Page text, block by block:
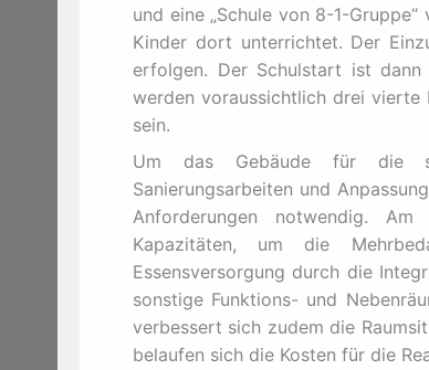
und eine „Schule von 8-1-
Kinder dort unterrichtet. Der
erfolgen. Der Schulstart ist
werden voraussichtlich drei vierte
sein.
Um das Gebäude für die
Sanierungsarbeiten und
Anforderungen notwendig.
Kapazitäten, um die
Essensversorgung durch die
sonstige Funktions- und
verbessert sich zudem die
belaufen sich die Kosten für die